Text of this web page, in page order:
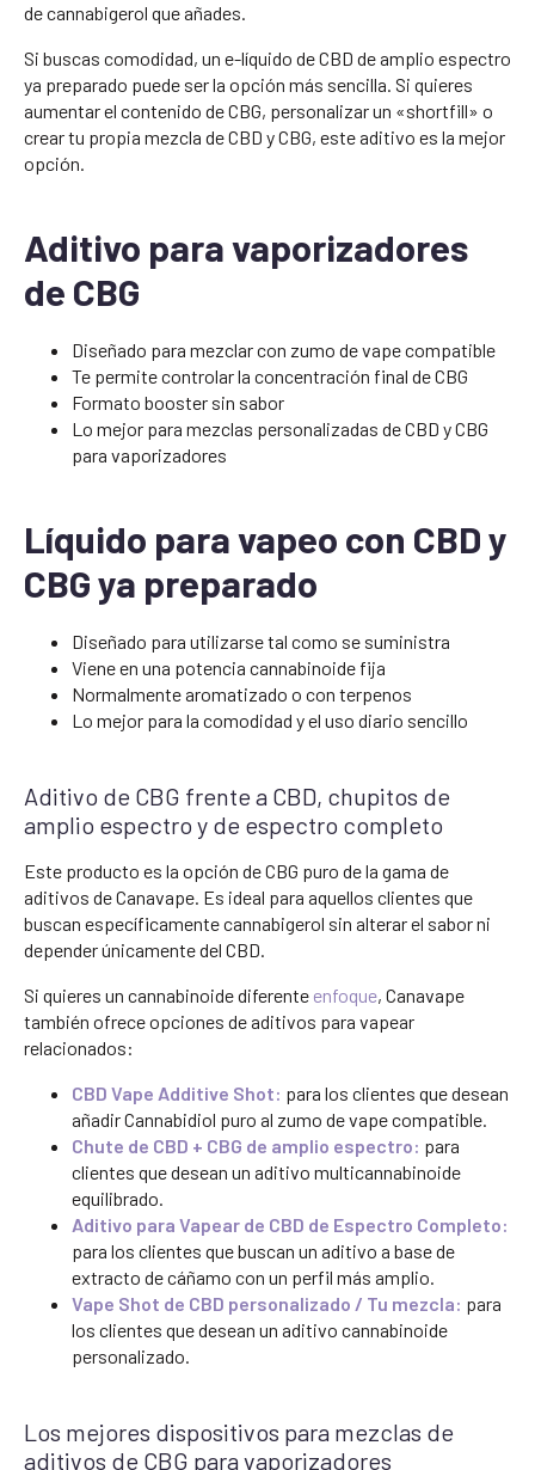
de cannabigerol que añades.
Si buscas comodidad, un e-líquido de CBD de amplio espectro
ya preparado puede ser la opción más sencilla. Si quieres
aumentar el contenido de CBG, personalizar un «shortfill» o
crear tu propia mezcla de CBD y CBG, este aditivo es la mejor
opción.
Aditivo para vaporizadores
de CBG
Diseñado para mezclar con zumo de vape compatible
Te permite controlar la concentración final de CBG
Formato booster sin sabor
Lo mejor para mezclas personalizadas de CBD y CBG
para vaporizadores
Líquido para vapeo con CBD y
CBG ya preparado
Diseñado para utilizarse tal como se suministra
Viene en una potencia cannabinoide fija
Normalmente aromatizado o con terpenos
Lo mejor para la comodidad y el uso diario sencillo
Aditivo de CBG frente a CBD, chupitos de
amplio espectro y de espectro completo
Este producto es la opción de CBG puro de la gama de
aditivos de Canavape. Es ideal para aquellos clientes que
buscan específicamente cannabigerol sin alterar el sabor ni
depender únicamente del CBD.
Si quieres un cannabinoide diferente enfoque, Canavape
también ofrece opciones de aditivos para vapear
relacionados:
CBD Vape Additive Shot: para los clientes que desean
añadir Cannabidiol puro al zumo de vape compatible.
Chute de CBD + CBG de amplio espectro: para
clientes que desean un aditivo multicannabinoide
equilibrado.
Aditivo para Vapear de CBD de Espectro Completo:
para los clientes que buscan un aditivo a base de
extracto de cáñamo con un perfil más amplio.
Vape Shot de CBD personalizado / Tu mezcla: para
los clientes que desean un aditivo cannabinoide
personalizado.
Los mejores dispositivos para mezclas de
aditivos de CBG para vaporizadores